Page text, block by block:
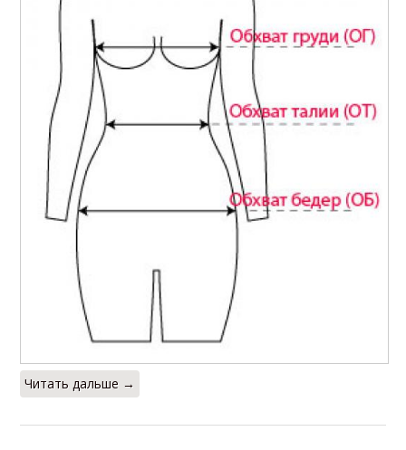
Читать дальше →